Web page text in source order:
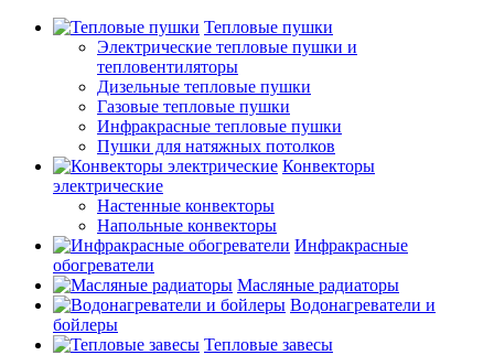
Тепловые пушки
Электрические тепловые пушки и
тепловентиляторы
Дизельные тепловые пушки
Газовые тепловые пушки
Инфракрасные тепловые пушки
Пушки для натяжных потолков
Конвекторы
электрические
Настенные конвекторы
Напольные конвекторы
Инфракрасные
обогреватели
Масляные радиаторы
Водонагреватели и
бойлеры
Тепловые завесы